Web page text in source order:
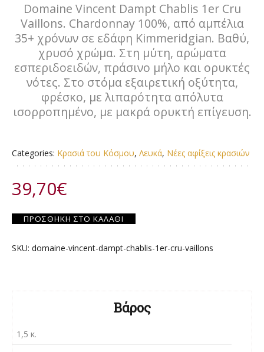
Domaine Vincent Dampt Chablis 1er Cru
Vaillons. Chardonnay 100%, από αμπέλια
35+ χρόνων σε εδάφη Kimmeridgian. Βαθύ,
χρυσό χρώμα. Στη μύτη, αρώματα
εσπεριδοειδών, πράσινο μήλο και ορυκτές
νότες. Στο στόμα εξαιρετική οξύτητα,
φρέσκο, με λιπαρότητα απόλυτα
ισορροπημένο, με μακρά ορυκτή επίγευση.
Categories: Κρασιά του Κόσμου, Λευκά, Νέες αφίξεις κρασιών
39,70€
ΠΡΟΣΘΉΚΗ ΣΤΟ ΚΑΛΆΘΙ
SKU: domaine-vincent-dampt-chablis-1er-cru-vaillons
Βάρος
1,5 κ.